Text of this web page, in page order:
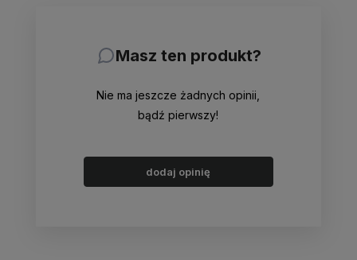
Masz ten produkt?
Nie ma jeszcze żadnych opinii,
bądź pierwszy!
dodaj opinię